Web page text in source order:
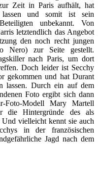
Zeit in Paris aufhält, hat
lassen und somit ist sein
unbekannt. Von
letztendlich das Angebot
den noch recht jungen
Nero) zur Seite gestellt.
nach Paris, um dort
Doch leider ist Secchy
gekommen und hat Durant
lassen. Durch ein auf dem
Foto ergibt sich dann
Foto-Modell Mary Martell
die Hintergründe des als
vielleicht kennt sie auch
in der französischen
Jagd nach dem